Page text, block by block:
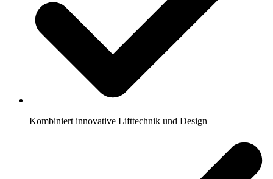
Kombiniert innovative Lifttechnik und Design